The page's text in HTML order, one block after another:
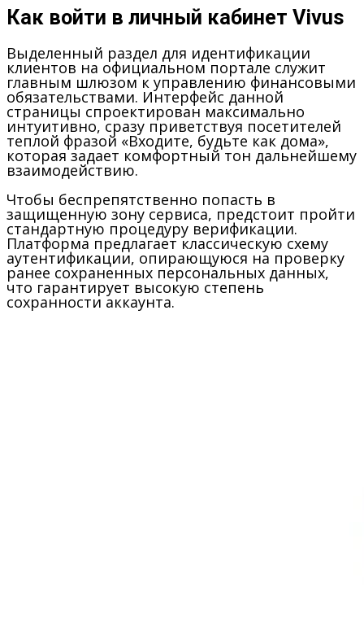
Как войти в личный кабинет Vivus
Выделенный раздел для идентификации
клиентов на официальном портале служит
главным шлюзом к управлению финансовыми
обязательствами. Интерфейс данной
страницы спроектирован максимально
интуитивно, сразу приветствуя посетителей
теплой фразой «Входите, будьте как дома»,
которая задает комфортный тон дальнейшему
взаимодействию.
Чтобы беспрепятственно попасть в
защищенную зону сервиса, предстоит пройти
стандартную процедуру верификации.
Платформа предлагает классическую схему
аутентификации, опирающуюся на проверку
ранее сохраненных персональных данных,
что гарантирует высокую степень
сохранности аккаунта.